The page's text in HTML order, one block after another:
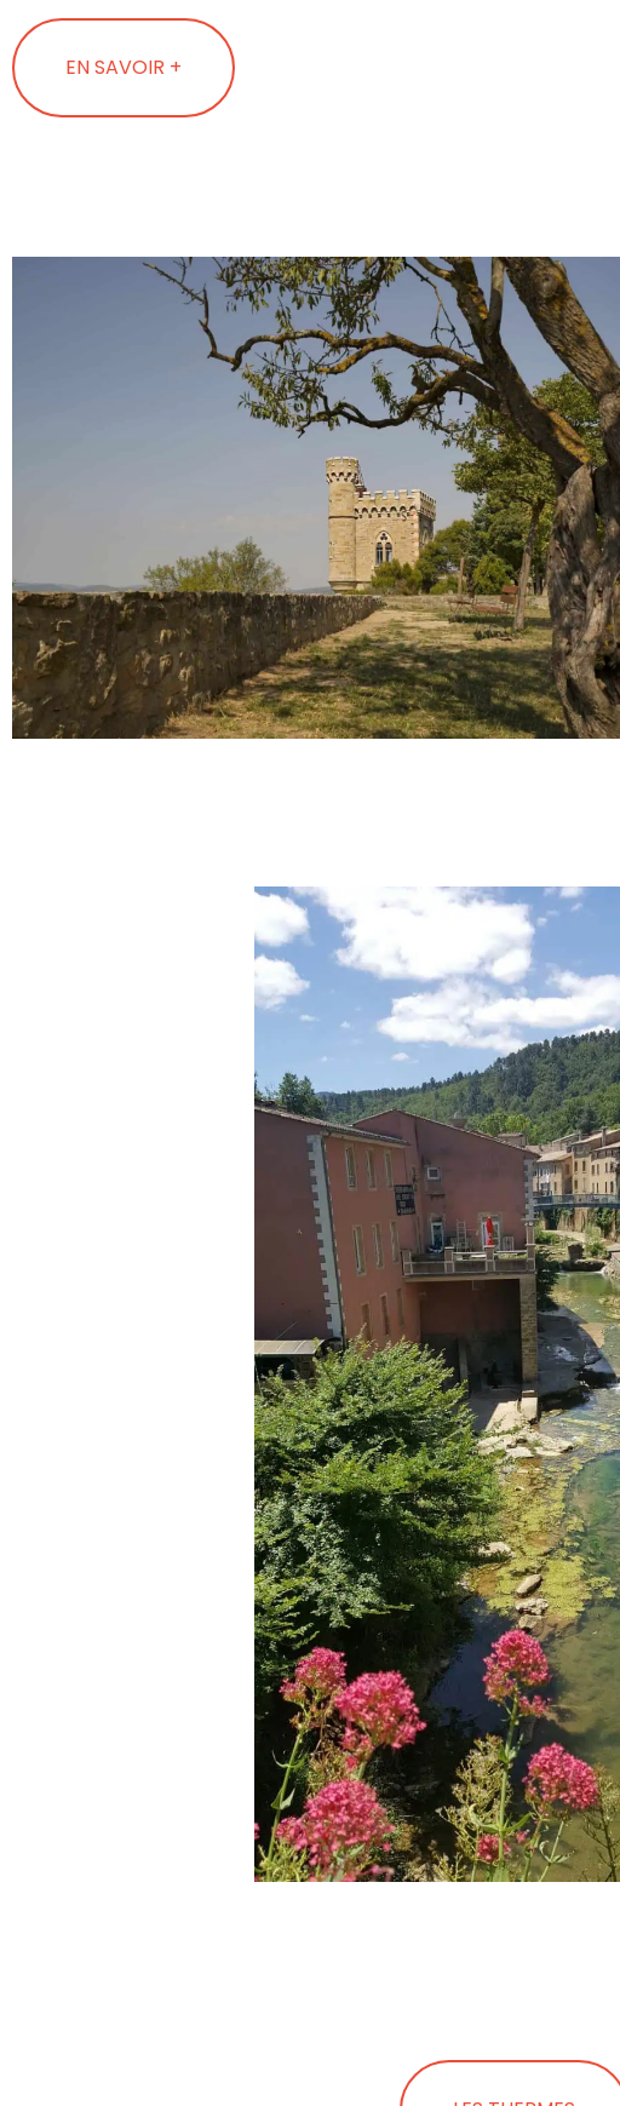
EN SAVOIR +